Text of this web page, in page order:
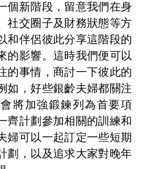
個新階段，留意我們在身
社交圈子及財務狀態等方
和伴侶彼此分享這階段的
的影響。這時我們便可以
的事情，商討一下彼此的
如，好些銀齡夫婦都關注
將加強鍛鍊列為首要項
齊計劃參加相關的訓練和
婦可以一起訂定一些短期
劃，以及追求大家對晚年